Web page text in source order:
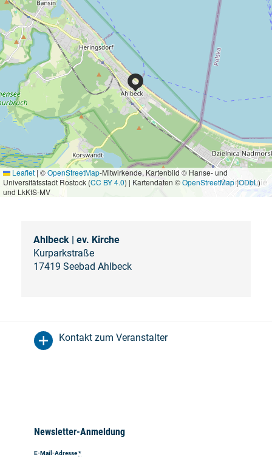
Leaflet|©OpenStreetMap-Mitwirkende, Kartenbild © Hanse- und
Universitätsstadt Rostock (CC BY 4.0) | Kartendaten ©OpenStreetMap(ODbL)
und LkKfS-MV
Ahlbeck | ev. Kirche
Kurparkstraße
17419 Seebad Ahlbeck
Kontakt zum Veranstalter
Newsletter-Anmeldung
E-Mail-Adresse*